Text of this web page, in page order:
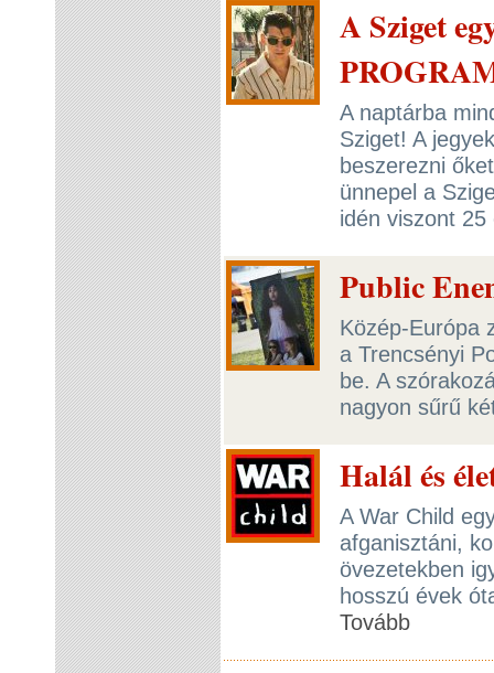
A Sziget
A naptárba
Sziget! A
beszerezni
ünnepel a
idén viszont
Public
Közép-Európa
a Trencsényi
be. A
nagyon sűrű
Halál és
A War Child
afganisztáni,
övezetekben
hosszú évek
Tovább